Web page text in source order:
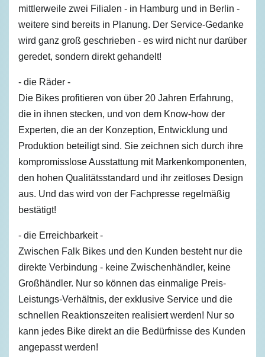
mittlerweile zwei Filialen - in Hamburg und in Berlin -
weitere sind bereits in Planung. Der Service-Gedanke
wird ganz groß geschrieben - es wird nicht nur darüber
geredet, sondern direkt gehandelt!
- die Räder -
Die Bikes profitieren von über 20 Jahren Erfahrung,
die in ihnen stecken, und von dem Know-how der
Experten, die an der Konzeption, Entwicklung und
Produktion beteiligt sind. Sie zeichnen sich durch ihre
kompromisslose Ausstattung mit Markenkomponenten,
den hohen Qualitätsstandard und ihr zeitloses Design
aus. Und das wird von der Fachpresse regelmäßig
bestätigt!
- die Erreichbarkeit -
Zwischen Falk Bikes und den Kunden besteht nur die
direkte Verbindung - keine Zwischenhändler, keine
Großhändler. Nur so können das einmalige Preis-
Leistungs-Verhältnis, der exklusive Service und die
schnellen Reaktionszeiten realisiert werden! Nur so
kann jedes Bike direkt an die Bedürfnisse des Kunden
angepasst werden!